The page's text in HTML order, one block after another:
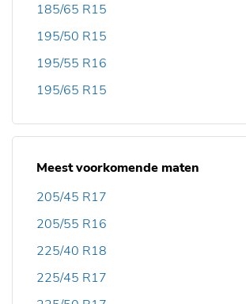
185/65 R15
195/50 R15
195/55 R16
195/65 R15
Meest voorkomende maten
205/45 R17
205/55 R16
225/40 R18
225/45 R17